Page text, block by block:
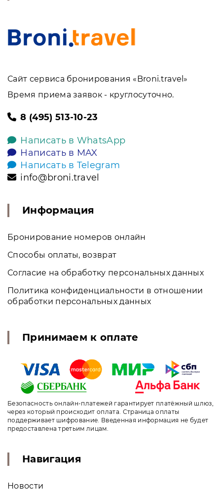
Сайт сервиса бронирования «Broni.travel»
Время приема заявок - круглосуточно.
8 (495) 513-10-23
Написать в WhatsApp
Написать в MAX
Написать в Telegram
info@broni.travel
Информация
Бронирование номеров онлайн
Способы оплаты, возврат
Согласие на обработку персональных данных
Политика конфиденциальности в отношении
обработки персональных данных
Принимаем к оплате
Безопасность онлайн-платежей гарантирует платёжный шлюз,
через который происходит оплата. Страница оплаты
поддерживает шифрование. Введенная информация не будет
предоставлена третьим лицам.
Навигация
Новости